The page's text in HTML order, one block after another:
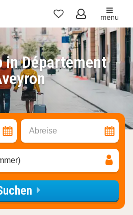
Meine
Favoriten
menu
in Département
Abreise